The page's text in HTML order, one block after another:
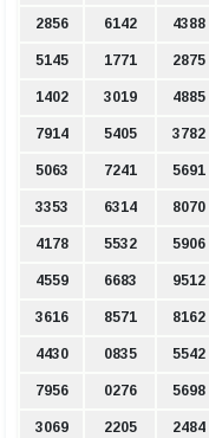
2856 6142 4388
5145 1771 2875
1402 3019 4885
7914 5405 3782
5063 7241 5691
3353 6314 8070
4178 5532 5906
4559 6683 9512
3616 8571 8162
4430 0835 5542
7956 0276 5698
3069 2205 2484